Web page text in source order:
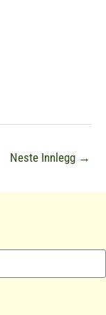
Neste Innlegg →